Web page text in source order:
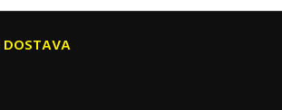
DOSTAVA